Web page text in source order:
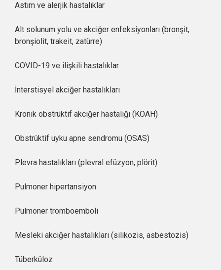
Astım ve alerjik hastalıklar
Alt solunum yolu ve akciğer enfeksiyonları (bronşit,
bronşiolit, trakeit, zatürre)
COVID-19 ve ilişkili hastalıklar
İnterstisyel akciğer hastalıkları
Kronik obstrüktif akciğer hastalığı (KOAH)
Obstrüktif uyku apne sendromu (OSAS)
Plevra hastalıkları (plevral efüzyon, plörit)
Pulmoner hipertansiyon
Pulmoner tromboemboli
Mesleki akciğer hastalıkları (silikozis, asbestozis)
Tüberküloz